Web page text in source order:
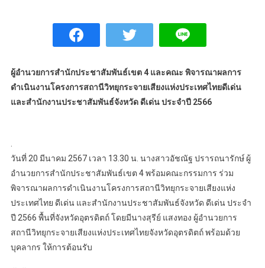
ผู้อำนวยการสำนักประชาสัมพันธ์เขต 4 และคณะ พิจารณาผลการ
ดำเนินงานโครงการสถานีวิทยุกระจายเสียงแห่งประเทศไทยดีเด่น
และสำนักงานประชาสัมพันธ์จังหวัด ดีเด่น ประจำปี 2566
วันที่ 20 มีนาคม 2567 เวลา 13.30 น. นางสาวอัชณัฐ ปรารถนารักษ์ ผู้
อำนวยการสำนักประชาสัมพันธ์เขต 4 พร้อมคณะกรรมการ ร่วม
พิจารณาผลการดำเนินงานโครงการสถานีวิทยุกระจายเสียงแห่ง
ประเทศไทย ดีเด่น และสำนักงานประชาสัมพันธ์จังหวัด ดีเด่น ประจำ
ปี 2566 พื้นที่จังหวัดอุตรดิตถ์ โดยมีนางสุรีย์ แสงทอง ผู้อำนวยการ
สถานีวิทยุกระจายเสียงแห่งประเทศไทยจังหวัดอุตรดิตถ์ พร้อมด้วย
บุคลากร ให้การต้อนรับ